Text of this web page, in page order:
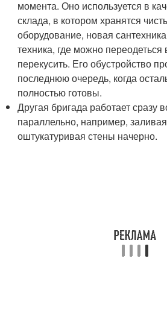
момента. Оно используется в
склада, в котором хранятся
оборудование, новая
техника, где можно
перекусить. Его обустройство
последнюю очередь, когда
полностью готовы.
Другая бригада работает сразу
параллельно, например,
оштукатуривая стены начерно.